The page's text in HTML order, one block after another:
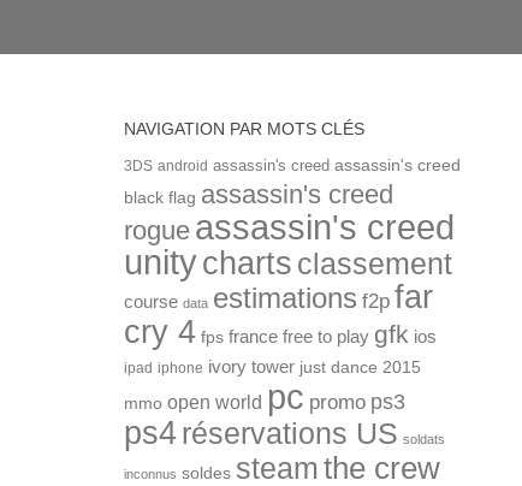
NAVIGATION PAR MOTS CLÉS
3DS android assassin's creed assassin's creed
black flag assassin's creed
rogue assassin's creed
unitycharts classement
course data estimations f2p far
cry 4 fps france free to play gfk ios
ipad iphone ivory tower just dance 2015
mmo open world pc promo ps3
ps4réservations US soldats
inconnus soldes steamthe crew